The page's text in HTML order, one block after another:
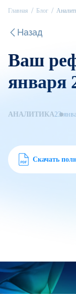
Главная Блог
Назад
Ваш
января
АНАЛИТИКА23
Скачать